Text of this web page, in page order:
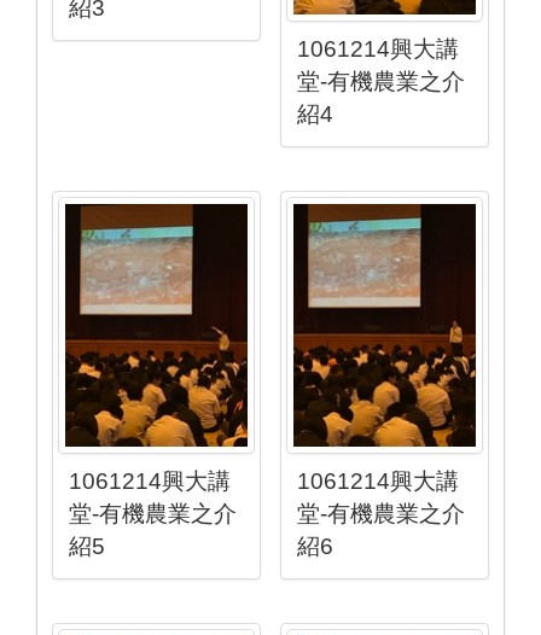
紹3
1061214興大講
堂-有機農業之介
紹4
1061214興大講
堂-有機農業之介
紹5
1061214興大講
堂-有機農業之介
紹6